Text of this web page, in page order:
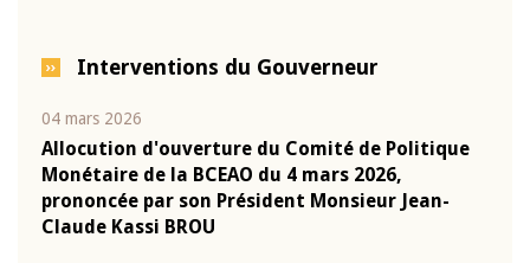
Interventions du Gouverneur
04 mars 2026
Allocution d'ouverture du Comité de Politique
Monétaire de la BCEAO du 4 mars 2026,
prononcée par son Président Monsieur Jean-
Claude Kassi BROU